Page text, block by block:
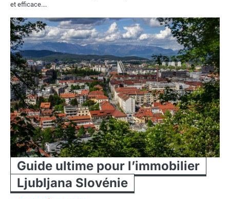
et efficace.…
Guide ultime pour l’immobilier
Ljubljana Slovénie